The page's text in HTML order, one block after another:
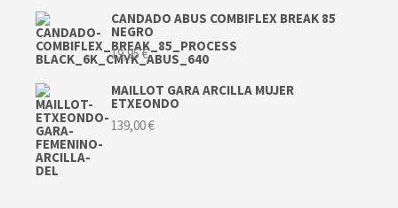
CANDADO ABUS COMBIFLEX BREAK 85
NEGRO
19,95€
MAILLOT GARA ARCILLA MUJER
ETXEONDO
139,00€